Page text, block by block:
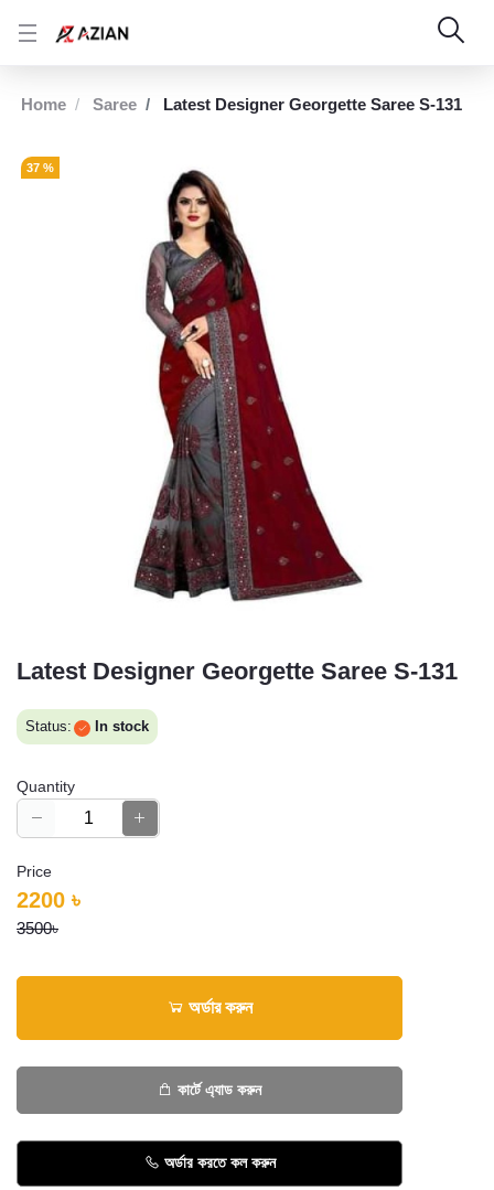
Home Saree Latest Designer Georgette Saree S-131
37 %
Latest Designer Georgette Saree S-131
Status: In stock
Quantity
Price
2200 ৳
3500৳
অর্ডার করুন
কার্টে এ্যাড করুন
অর্ডার করতে কল করুন